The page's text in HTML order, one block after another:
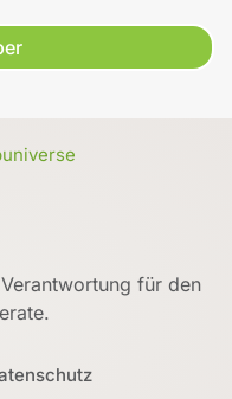
für den